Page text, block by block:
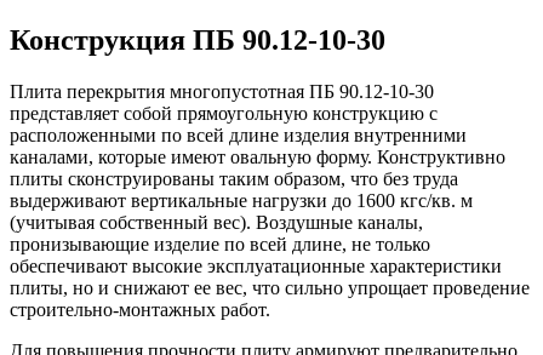
Конструкция ПБ 90.12-10-30
Плита перекрытия многопустотная ПБ 90.12-10-30
представляет собой прямоугольную конструкцию с
расположенными по всей длине изделия внутренними
каналами, которые имеют овальную форму. Конструктивно
плиты сконструированы таким образом, что без труда
выдерживают вертикальные нагрузки до 1600 кгс/кв. м
(учитывая собственный вес). Воздушные каналы,
пронизывающие изделие по всей длине, не только
обеспечивают высокие эксплуатационные характеристики
плиты, но и снижают ее вес, что сильно упрощает проведение
строительно-монтажных работ.
Для повышения прочности плиту армируют предварительно